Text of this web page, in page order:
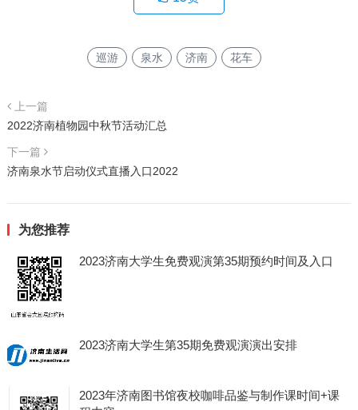
巡游 泉水 济南 花车
上一篇
2022济南植物园中秋节活动汇总
下一篇
济南泉水节启动仪式直播入口2022
为您推荐
2023济南大学生免费观演第35期预约时间及入口
2023济南大学生第35期免费观演演出安排
2023年济南图书馆夜校咖啡品鉴与制作课时间+课